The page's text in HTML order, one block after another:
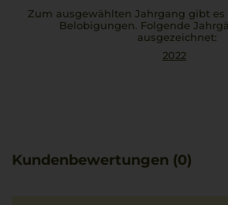
Zum ausgewählten Jahrgang gibt es
Belobigungen. Folgende
ausgezeichnet:
2022
Kundenbewertungen (0)